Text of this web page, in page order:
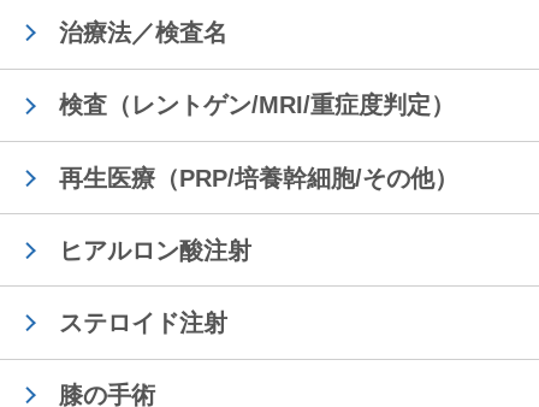
治療法／検査名
検査（レントゲン/MRI/重症度判定）
再生医療（PRP/培養幹細胞/その他）
ヒアルロン酸注射
ステロイド注射
膝の手術